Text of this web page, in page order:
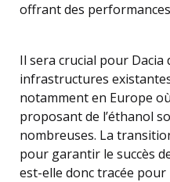
offrant des
Il sera crucial pour Dacia
infrastructures
notamment en Europe
proposant de l’éthanol
nombreuses. La
pour garantir le succès
est-elle donc tracée